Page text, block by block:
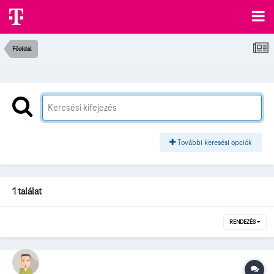
Főoldal
További keresési opciók
1 találat
RENDEZÉS